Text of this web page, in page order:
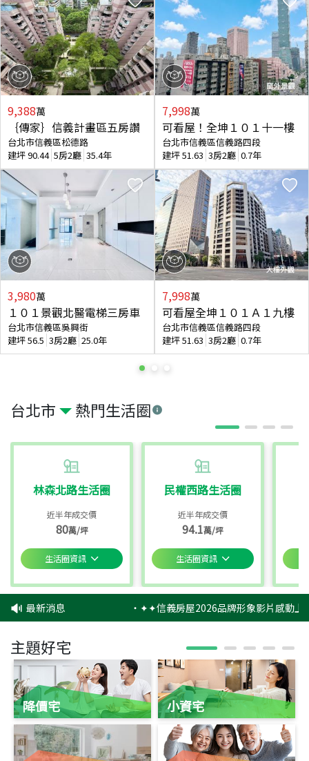
台北市 熱門生活圈
林森北路生活圈
近半年成交價
80萬/坪
生活圈資訊
民權西路生活圈
近半年成交價
94.1萬/坪
生活圈資訊
9,388萬
｛傳家｝信義計畫區五房讚
台北市信義區松德路
建坪90.44 5房2廳 35.4年
3,980萬
１０１景觀北醫電梯三房車
台北市信義區吳興街
建坪56.5 3房2廳 25.0年
7,998萬
可看屋！全坤１０１十一樓
台北市信義區信義路四段
建坪51.63 3房2廳 0.7年
7,998萬
可看屋全坤１０１Ａ１九樓
台北市信義區信義路四段
建坪51.63 3房2廳 0.7年
最新消息 ‧✦✦信義房屋2026品牌形象影片感動上
主題好宅
降價宅 小資宅